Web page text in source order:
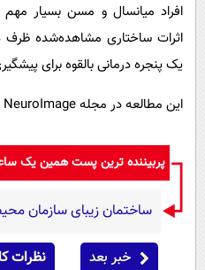
افراد میانسال و مسن بسیار
اثرات ساختاری مشاهده‌شده
یک پنجره درمانی بالقوه برای
این مطالعه در مجله NeuroImage منتشر شده است.
پربیننده ترین پست همین یک
ساختمان زیبای سازمان
خبر بعد نظرات